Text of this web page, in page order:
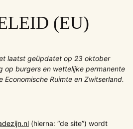
(EU)
laatst geüpdatet op 23 oktober
op burgers en wettelijke permanente
Economische Ruimte en Zwitserland.
(hierna: “de site”) wordt